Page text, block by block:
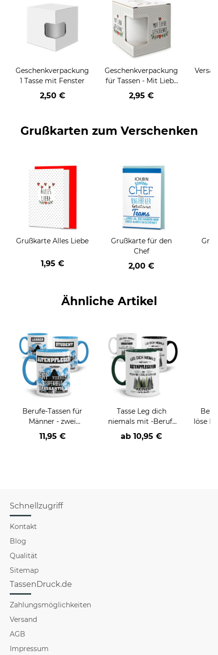
Geschenkverpackung
1 Tasse mit Fenster
2,50 €
Geschenkverpackung
für Tassen - Mit Liebe
geschenkt
2,95 €
Grußkarten zum Verschenken
Grußkarte Alles Liebe
1,95 €
Grußkarte für den
Chef
2,00 €
Ähnliche Artikel
Berufe-Tassen für
Männer - zwei
Farbvarianten
11,95 €
Tasse Leg dich
niemals mit -Beruf-
an
ab 10,95 €
löse
Schnellzugriff
Kontakt
Blog
Qualität
Sitemap
TassenDruck.de
Zahlungsmöglichkeiten
Versand
AGB
Impressum